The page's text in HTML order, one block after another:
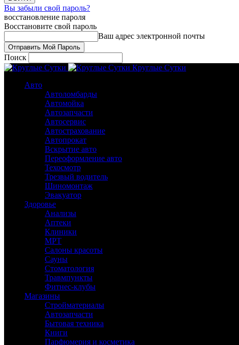
Вы забыли свой пароль?
восстановление пароля
Восстановите свой пароль
Ваш адрес электронной почты
Поиск
Круглые Сутки
Авто
Автоломбарды
Автомойка
Автозапчасти
Автосервис
Автострахование
Автопрокат
Вскрытие авто
Переоформление авто
Техосмотр
Трезвый водитель
Шиномонтаж
Эвакуатор
Здоровье
Анализы
Аптеки
Клиники
МРТ
Салоны красоты
Сауны
Стоматология
Травмпункты
Фитнес-клубы
Магазины
Стройматериалы
Автозапчасти
Бытовая техника
Книги
Парфюмерия и косметика